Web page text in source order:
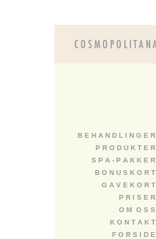
B E H A N D L I N G E R
P R O D U K T E R
S P A - P A K K E R
B O N U S K O R T
G A V E K O R T
P R I S E R
O M O S S
K O N T A K T
F O R S I D E